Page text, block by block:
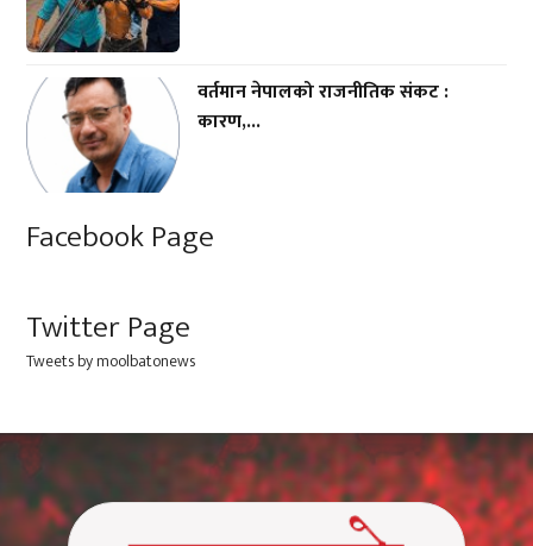
वर्तमान नेपालको राजनीतिक संकट :
कारण,...
Facebook Page
Twitter Page
Tweets by moolbatonews